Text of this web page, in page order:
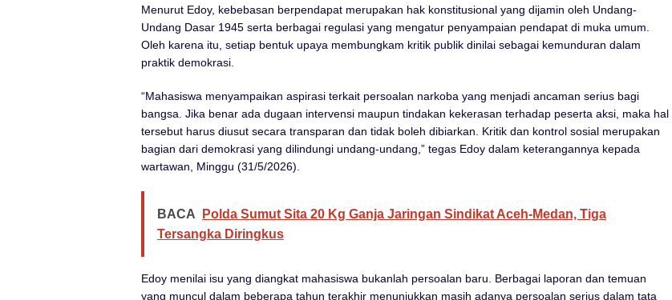
Menurut Edoy, kebebasan berpendapat merupakan hak konstitusional yang dijamin oleh Undang-
Undang Dasar 1945 serta berbagai regulasi yang mengatur penyampaian pendapat di muka umum.
Oleh karena itu, setiap bentuk upaya membungkam kritik publik dinilai sebagai kemunduran dalam
praktik demokrasi.
“Mahasiswa menyampaikan aspirasi terkait persoalan narkoba yang menjadi ancaman serius bagi
bangsa. Jika benar ada dugaan intervensi maupun tindakan kekerasan terhadap peserta aksi, maka hal
tersebut harus diusut secara transparan dan tidak boleh dibiarkan. Kritik dan kontrol sosial merupakan
bagian dari demokrasi yang dilindungi undang-undang,” tegas Edoy dalam keterangannya kepada
wartawan, Minggu (31/5/2026).
BACA
Polda Sumut Sita 20 Kg Ganja Jaringan Sindikat Aceh-Medan, Tiga
Tersangka Diringkus
Edoy menilai isu yang diangkat mahasiswa bukanlah persoalan baru. Berbagai laporan dan temuan
yang muncul dalam beberapa tahun terakhir menunjukkan masih adanya persoalan serius dalam tata